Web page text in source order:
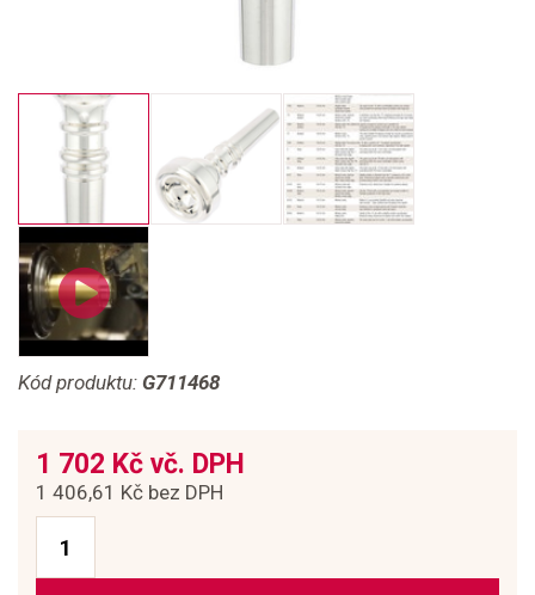
Kód produktu: G711468
1 702 Kč vč. DPH
1 406,61 Kč bez DPH